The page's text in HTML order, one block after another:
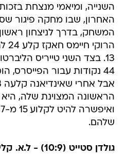
האחרון, שבו מחקה פיגור
המשחק, בדרך לניצחון
13. בצד השני טייריס
שלהם.
גולדן סטייט (10:9) - ל.א. קליפרס (10:8) 114:120